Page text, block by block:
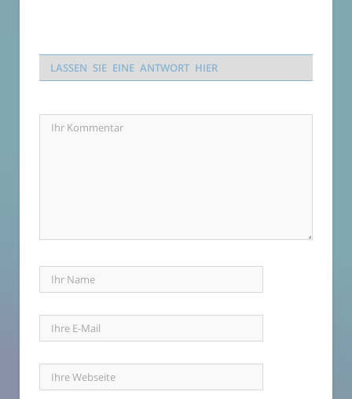
LASSEN SIE EINE ANTWORT HIER